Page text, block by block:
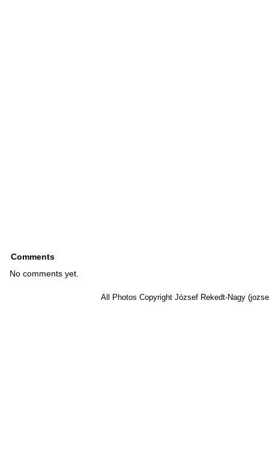
Comments
No comments yet.
All Photos Copyright József Rekedt-Nagy